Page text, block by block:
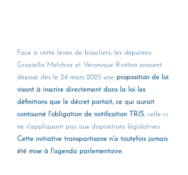
Face à cette levée de boucliers, les députées
Graziella Melchior et Véronique Riotton avaient
déposé dès le 24 mars 2025 une proposition de loi
visant à inscrire directement dans la loi les
définitions que le décret portait, ce qui aurait
contourné l'obligation de notification TRIS, celle-ci
ne s'appliquant pas aux dispositions législatives.
Cette initiative transpartisane n'a toutefois jamais
été mise à l'agenda parlementaire.